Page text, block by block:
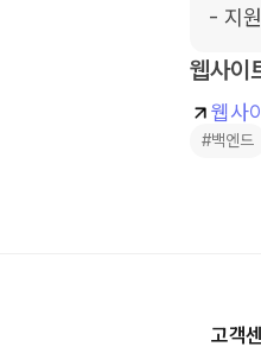
- 지
웹사이
웹사
#백엔드
고객